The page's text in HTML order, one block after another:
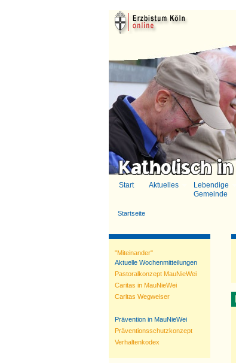
Start Aktuelles
Lebendige
Gemeinde
Startseite
"Miteinander"
Aktuelle Wochenmitteilungen
Pastoralkonzept MauNieWei
Caritas in MauNieWei
Caritas Wegweiser
Prävention in MauNieWei
Präventionsschutzkonzept
Verhaltenkodex